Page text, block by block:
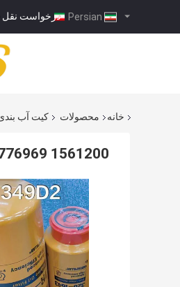
درخواست نقل
خانه محصولات کیت آب
1561200 3776969 1R0755 3261643 1R1808 4227587 4385386 1R1808 3608960